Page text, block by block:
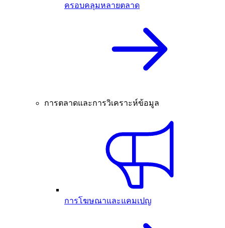
ครอบคลุมหลายตลาด
การตลาดและการวิเคราะห์ข้อมูล
การโฆษณาและแคมเปญ